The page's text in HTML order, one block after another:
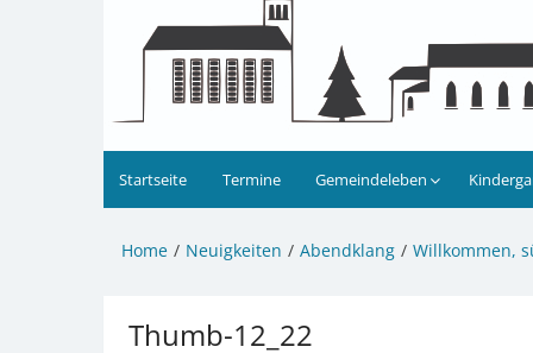
Startseite Termine Gemeindeleben
Home Neuigkeiten Abendklang Willkommen,
Thumb-12_22